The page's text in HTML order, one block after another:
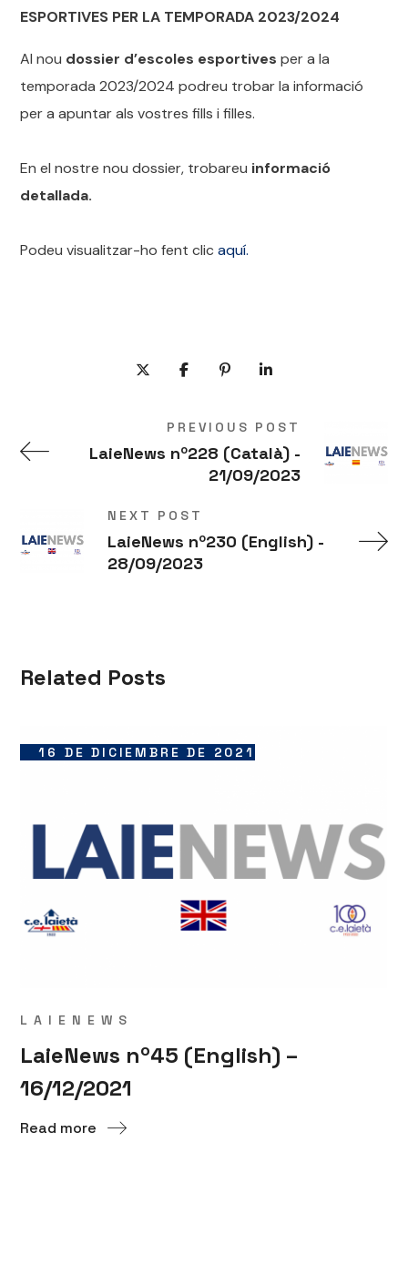
ESPORTIVES PER LA TEMPORADA 2023/2024
Al nou dossier d’escoles esportives per a la
temporada 2023/2024 podreu trobar la informació
per a apuntar als vostres fills i filles.
En el nostre nou dossier, trobareu informació
detallada.
Podeu visualitzar-ho fent clicaquí.
PREVIOUS POST
LaieNews nº228 (Català) -
21/09/2023
NEXT POST
LaieNews nº230 (English) -
28/09/2023
Related Posts
16 DE DICIEMBRE DE 2021
LAIENEWS
LaieNews nº45 (English) –
16/12/2021
Read more